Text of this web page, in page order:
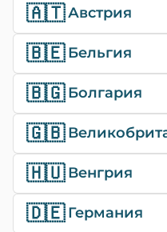
🇦🇹Австрия
🇧🇪 Бельгия
🇧🇬 Болгария
🇬🇧
🇭🇺 Венгрия
🇩🇪 Германия